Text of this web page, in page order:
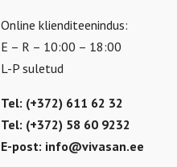
Online klienditeenindus:
E – R – 10:00 – 18:00
L-P suletud
Tel: (+372) 611 62 32
Tel: (+372) 58 60 9232
E-post: info@vivasan.ee